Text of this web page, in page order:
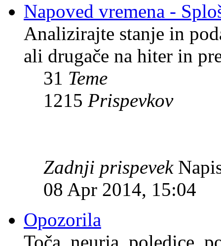
Napoved vremena -
Analizirajte stanje in
ali drugače na hiter in
31 Teme
1215 Prispevkov
Zadnji prispevek
08 Apr 2014, 15:04
Opozorila